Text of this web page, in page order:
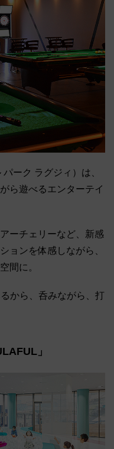
ーク ラグジィ）は、
ら遊べるエンターテイ
ーチェリーなど、新感
ョンを体感しながら、
間に。
から、呑みながら、打
」